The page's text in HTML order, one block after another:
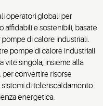
operatori globali per
affidabili e sostenibili, basate
di calore industriali.
pompe di calore industriali
vite singola, insieme alla
convertire risorse
di teleriscaldamento
energetica.